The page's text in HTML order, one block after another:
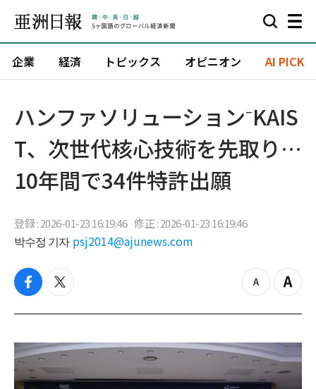
企業 経済 トピックス オピニオン AI PICK
ハンファソリューション⁻KAIS
T、次世代核心技術を先取り…
10年間で34件特許出願
登録 : 2026-01-23 16:19:46 修正 : 2026-01-23 16:19:46
박수정 기자 psj2014@ajunews.com
f
c
b
o
o
k
t
i
t
e
r
z
o
o
u
t
Z
o
i
n